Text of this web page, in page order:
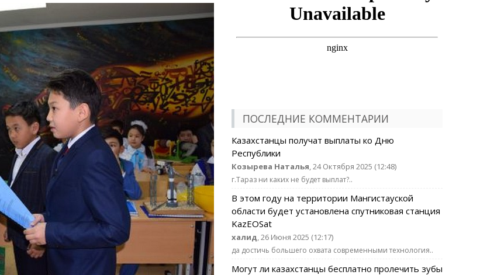
ПОСЛЕДНИЕ КОММЕНТАРИИ
Казахстанцы получат выплаты ко Дню
Республики
Козырева Наталья, 24 Октября 2025 (12:48)
г.Тараз ни каких не будет выплат?..
В этом году на территории Мангистауской
области будет установлена спутниковая станция
KazEOSat
халид, 26 Июня 2025 (12:17)
да достичь большего охвата современными технология..
Могут ли казахстанцы бесплатно пролечить зубы